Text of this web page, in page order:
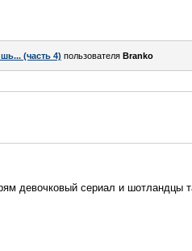
(часть 4) пользователя Branko
девочковый сериал и шотландцы